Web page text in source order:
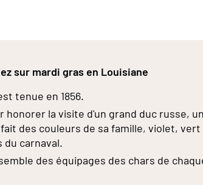
sur mardi gras en Louisiane
tenue en 1856.
honorer la visite d'un grand duc russe,
des couleurs de sa famille, violet, vert
carnaval.
des équipages des chars de